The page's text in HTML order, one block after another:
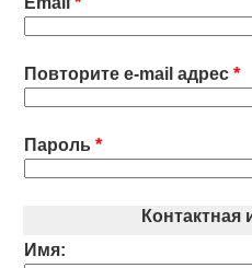
Повторите e-mail адрес *
Пароль *
Имя: